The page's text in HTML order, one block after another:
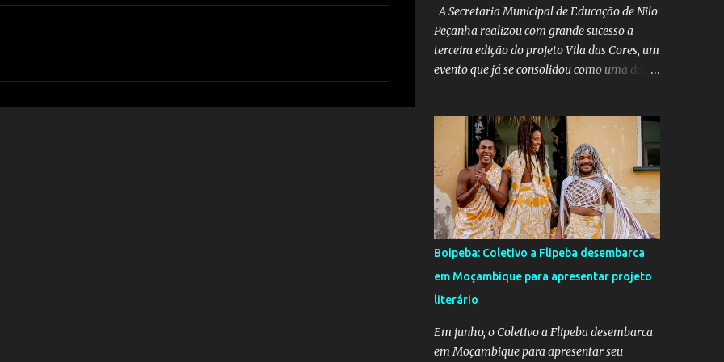
A Secretaria Municipal de Educação de Nilo
Peçanha realizou com grande sucesso a
terceira edição do projeto Vila das Cores, um
evento que já se consolidou como uma das
voltou a emocionar e envolver alunos,
famílias, educadores e toda a comunidade
escolar em uma programação repleta de
alegria, criatividade e tradição. Entre os dias
16 e 18 de junho, o clima junino tomou conta
das comunidades de Barra dos Carvalhos e
São Francisco, passando por São Benedito e
encerrando com grande estilo na sede do
município. Em cada local, os alunos deram
um verdadeiro show de participação e
muito forró, cores vibrantes, danças típicas,
Boipeba: Coletivo a Flipeba desembarca
em Moçambique para apresentar projeto
literário
Em junho, o Coletivo a Flipeba desembarca
em Moçambique para apresentar seu